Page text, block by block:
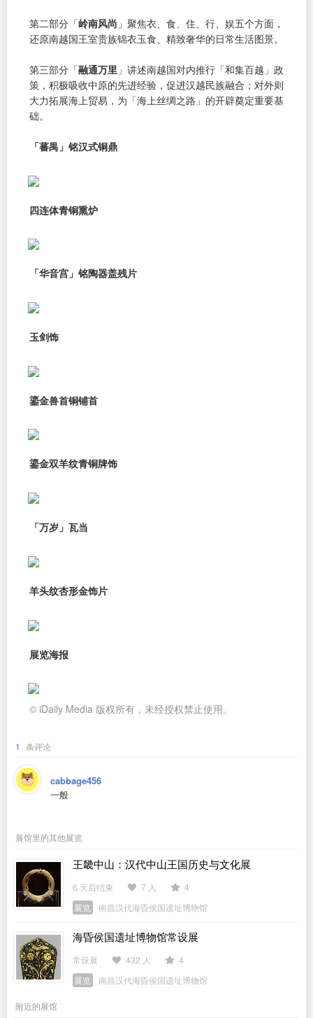
第二部分「岭南风尚 」聚焦衣、食、住、行、娱五个方面，
还原南越国王室贵族锦衣玉食、精致奢华的日常生活图景。
第三部分「融通万里 」讲述南越国对内推行「和集百越」政
策，积极吸收中原的先进经验，促进汉越民族融合；对外则
大力拓展海上贸易，为「海上丝绸之路」的开辟奠定重要基
础。
「蕃禺」铭汉式铜鼎
四连体青铜熏炉
「华音宫」铭陶器盖残片
玉剑饰
鎏金兽首铜铺首
鎏金双羊纹青铜牌饰
「万岁」瓦当
羊头纹杏形金饰片
展览海报
© iDaily Media 版权所有，未经授权禁止使用。
1 条评论
cabbage456
一般
展馆里的其他展览
王畿中山：汉代中山王国历史与文化展
6 天后结束 7 人
4
展览
南昌汉代海昏侯国遗址博物馆
海昏侯国遗址博物馆常设展
常设展 432 人
4
展览
南昌汉代海昏侯国遗址博物馆
附近的展馆